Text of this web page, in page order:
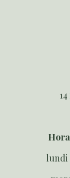
lundi